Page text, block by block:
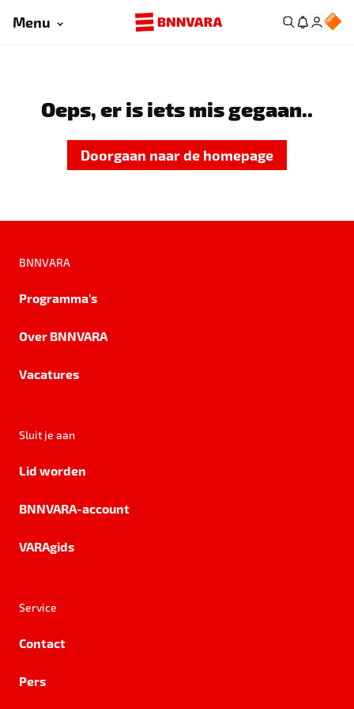
Menu
Oeps, er is iets mis gegaan..
Doorgaan naar de homepage
BNNVARA
Programma's
Over BNNVARA
Vacatures
Sluit je aan
Lid worden
BNNVARA-account
VARAgids
Service
Contact
Pers